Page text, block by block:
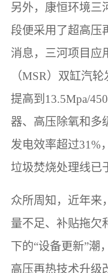
另外，康恒环境三
段便采用了超高压
消息，三河项目应
（MSR）双缸汽
提高到13.5Mpa/
器、高压除氧和多
发电效率超过31%
垃圾焚烧处理线已
众所周知，近年来
量不足、补贴拖欠
下的“设备更新”潮
高压再热技术升级